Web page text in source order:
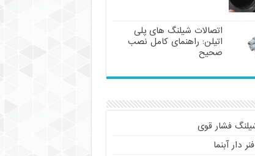
اتصالات شیلنگ های پلی
اتیلن: راهنمای کامل نصب
صحیح
فشار قوی
دار آبنما